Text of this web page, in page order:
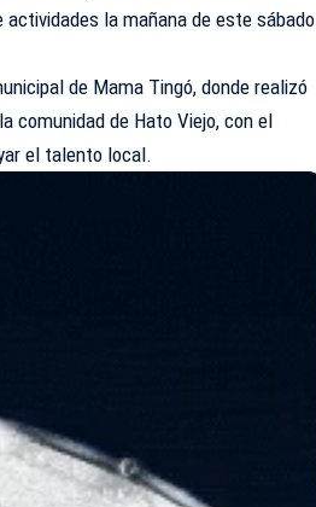
actividades la mañana de este sábado
de Mama Tingó, donde realizó
comunidad de Hato Viejo, con el
el talento local.